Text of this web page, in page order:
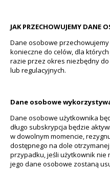
JAK PRZECHOWUJEMY DANE
Dane osobowe przechowujemy
konieczne do celów, dla
razie przez okres niezbędny
lub regulacyjnych.
Dane osobowe
Dane osobowe użytkownika
długo subskrypcja będzie
w dowolnym momencie,
dostępnego na dole
przypadku, jeśli użytkownik
jego dane osobowe zostaną